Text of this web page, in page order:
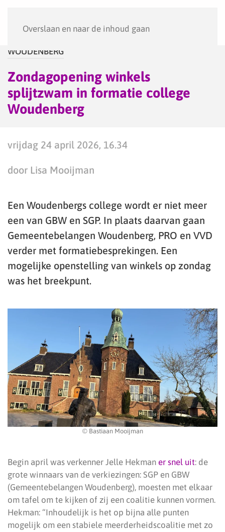
Overslaan en naar de inhoud gaan
WOUDENBERG
Zondagopening winkels
splijtzwam in formatie college
Woudenberg
vrijdag 24 april 2026, 16.34
door Lisa Mooijman
Een Woudenbergs college wordt er niet meer
een van GBW en SGP. In plaats daarvan gaan
Gemeentebelangen Woudenberg, PRO en VVD
verder met formatiebesprekingen. Een
mogelijke openstelling van winkels op zondag
was het breekpunt.
© Bastiaan Mooijman
Begin april was verkenner Jelle Hekman er snel uit: de
grote winnaars van de verkiezingen: SGP en GBW
(Gemeentebelangen Woudenberg), moesten met elkaar
om tafel om te kijken of zij een coalitie kunnen vormen.
Hekman: “Inhoudelijk is het op bijna alle punten
mogelijk om een stabiele meerderheidscoalitie met zo